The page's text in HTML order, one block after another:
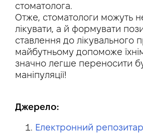
стоматолога.
Отже, стоматологи можуть
лікувати, а й формувати
ставлення до лікувального
майбутньому допоможе
значно легше переносити
маніпуляції!
Джерело:
Електронний